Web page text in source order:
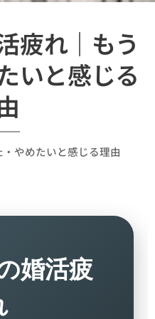
疲れ｜もう
いと感じる
やめたいと感じる理由
婚活疲